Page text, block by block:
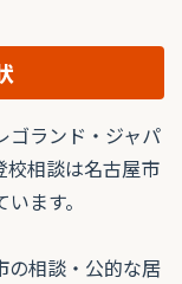
ゴランド・ジャパ
校相談は名古屋市
ます。
の相談・公的な居